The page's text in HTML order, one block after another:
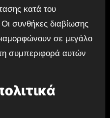
κατά του
συνθήκες διαβίωσης
σε μεγάλο
συμπεριφορά αυτών